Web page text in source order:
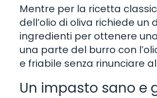
Mentre per la ricetta
dell’olio di oliva richiede
ingredienti per ottenere
una parte del burro con
e friabile senza rinunciare
Un impasto sano e